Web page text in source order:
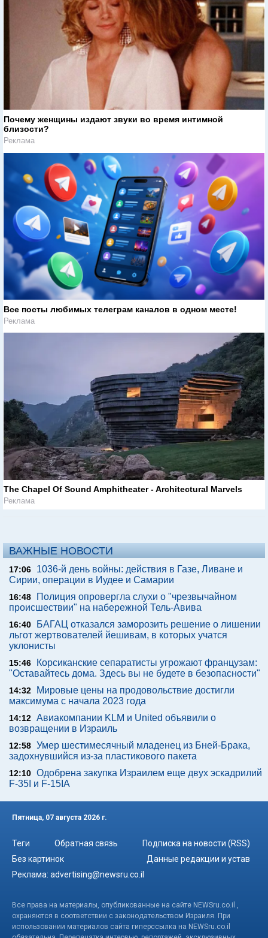
Почему женщины издают звуки во время интимной
близости?
Реклама
Все посты любимых телеграм каналов в одном месте!
Реклама
The Chapel Of Sound Amphitheater - Architectural Marvels
Реклама
ВАЖНЫЕ НОВОСТИ
17:06
1036-й день войны: действия в Газе, Ливане и
Сирии, операции в Иудее и Самарии
16:48
Полиция опровергла слухи о "чрезвычайном
происшествии" на набережной Тель-Авива
16:40
БАГАЦ отказался заморозить решение о лишении
льгот жертвователей йешивам, в которых учатся
уклонисты
15:46
Корсиканские сепаратисты угрожают французам:
"Оставайтесь дома. Здесь вы не будете в безопасности"
14:32
Мировые цены на продовольствие достигли
максимума с начала 2023 года
14:12 Авиакомпании KLM и United объявили о
возвращении в Израиль
12:58 Умер шестимесячный младенец из Бней-Брака,
задохнувшийся из-за пластикового пакета
12:10 Одобрена закупка Израилем еще двух эскадрилий
F-35I и F-15IA
Пятница, 07 августа 2026 г.
Теги Обратная связь
Подписка на новости (RSS)
Без картинок
Данные редакции и устав
Реклама: advertising@newsru.co.il
Все права на материалы, опубликованные на сайте NEWSru.co.il ,
охраняются в соответствии с законодательством Израиля. При
использовании материалов сайта гиперссылка на NEWSru.co.il